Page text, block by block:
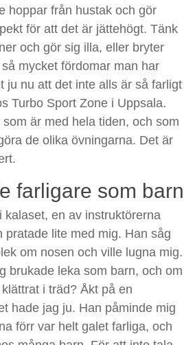
hoppar från hustak och gör
för att det är jättehögt. Tänk
och gör sig illa, eller bryter
mycket fördomar man har
ju nu att det inte alls är så farligt
Turbo Sport Zone i Uppsala.
är med hela tiden, och som
de olika övningarna. Det är
farligare som barn
kalaset, en av instruktörerna
pratade lite med mig. Han såg
om nosen och ville lugna mig.
brukade leka som barn, och om
i träd? Åkt på en
hade jag ju. Han påminde mig
förr var helt galet farliga, och